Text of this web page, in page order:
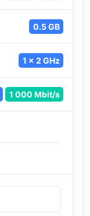
0.5 GB
1 x 2 GHz
1 000 Mbit/s